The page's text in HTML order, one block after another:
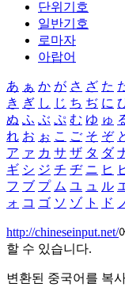
단위기호
일반기호
로마자
아랍어
あ ぁ か が さ ざ た
き ぎ し じ ち ぢ に
ぬ ふ ぶ ぷ む ゆ ゅ
れ お ぉ こ ご そ ぞ
ア ァ カ サ ザ タ ダ
ギ シ ジ チ ヂ ニ ヒ
フ ブ プ ム ユ ュ ル
ォ コ ゴ ソ ゾ ト ド
http://chineseinput.net/
할 수 있습니다.
변환된 중국어를 복